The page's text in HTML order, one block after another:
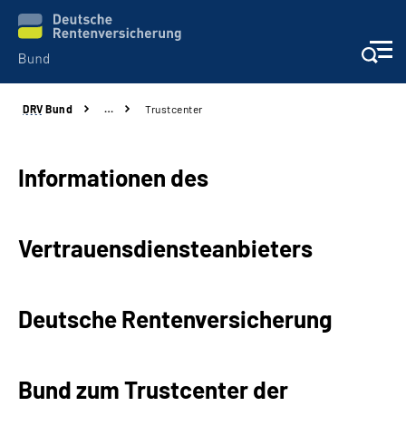
Beratung & Kontakt
Reha-Zentren
Über uns
DRV Bund … Trustcenter
Informationen des
Vertrauensdiensteanbieters
Deutsche Rentenversicherung
Bund zum Trustcenter der